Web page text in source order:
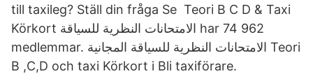
till taxileg? Ställ din fråga Se Teori B C D & Taxi
Körkort الامتحانات النظرية للسياقة‎ har 74 962
medlemmar. ‎الامتحانات النظرية للسياقة المجانية Teori
B ,C,D och taxi Körkort i Bli taxiförare.